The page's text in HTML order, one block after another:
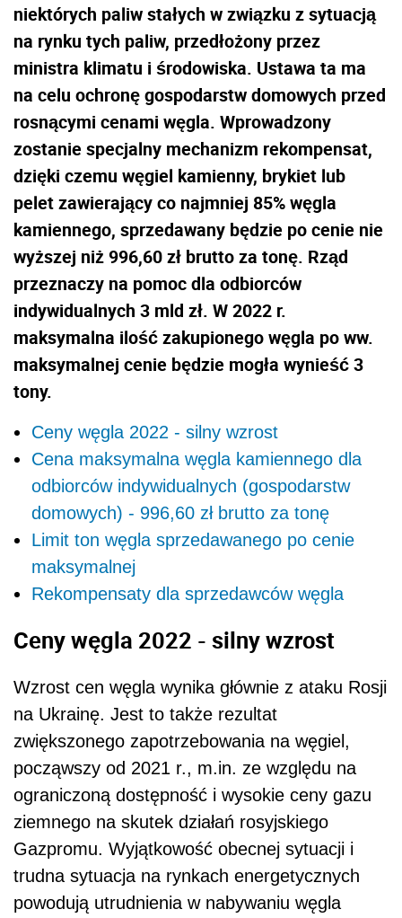
niektórych paliw stałych w związku z sytuacją
na rynku tych paliw, przedłożony przez
ministra klimatu i środowiska. Ustawa ta ma
na celu ochronę gospodarstw domowych przed
rosnącymi cenami węgla. Wprowadzony
zostanie specjalny mechanizm rekompensat,
dzięki czemu węgiel kamienny, brykiet lub
pelet zawierający co najmniej 85% węgla
kamiennego, sprzedawany będzie po cenie nie
wyższej niż 996,60 zł brutto za tonę. Rząd
przeznaczy na pomoc dla odbiorców
indywidualnych 3 mld zł. W 2022 r.
maksymalna ilość zakupionego węgla po ww.
maksymalnej cenie będzie mogła wynieść 3
tony.
Ceny węgla 2022 - silny wzrost
Cena maksymalna węgla kamiennego dla
odbiorców indywidualnych (gospodarstw
domowych) - 996,60 zł brutto za tonę
Limit ton węgla sprzedawanego po cenie
maksymalnej
Rekompensaty dla sprzedawców węgla
Ceny węgla 2022 - silny wzrost
Wzrost cen węgla wynika głównie z ataku Rosji
na Ukrainę. Jest to także rezultat
zwiększonego zapotrzebowania na węgiel,
począwszy od 2021 r., m.in. ze względu na
ograniczoną dostępność i wysokie ceny gazu
ziemnego na skutek działań rosyjskiego
Gazpromu. Wyjątkowość obecnej sytuacji i
trudna sytuacja na rynkach energetycznych
powodują utrudnienia w nabywaniu węgla